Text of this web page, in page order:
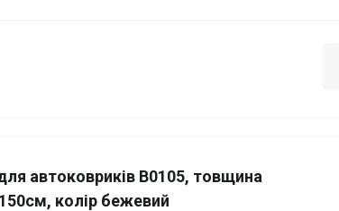
автоковриків B0105, товщина
колір бежевий